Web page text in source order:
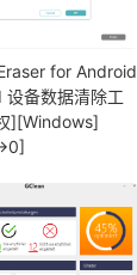
for Android
备数据清除工
][Windows]